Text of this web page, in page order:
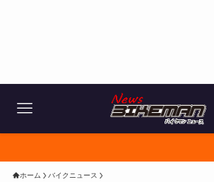
ホーム バイクニュース